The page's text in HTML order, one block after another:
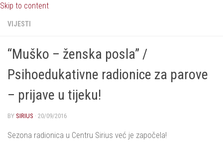
Skip to content
VIJESTI
“Muško – ženska posla” /
Psihoedukativne radionice za parove
– prijave u tijeku!
BY SIRIUS · 20/09/2016
Sezona radionica u Centru Sirius već je započela!